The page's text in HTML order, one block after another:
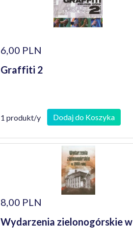
6,00 PLN
Graffiti 2
1 produkt/y Dodaj do Koszyka
8,00 PLN
Wydarzenia zielonogórskie w